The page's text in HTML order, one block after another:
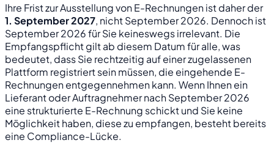
Ihre Frist zur Ausstellung von E-Rechnungen ist daher der
1. September 2027, nicht September 2026. Dennoch ist
September 2026 für Sie keineswegs irrelevant. Die
Empfangspflicht gilt ab diesem Datum für alle, was
bedeutet, dass Sie rechtzeitig auf einer zugelassenen
Plattform registriert sein müssen, die eingehende E-
Rechnungen entgegennehmen kann. Wenn Ihnen ein
Lieferant oder Auftragnehmer nach September 2026
eine strukturierte E-Rechnung schickt und Sie keine
Möglichkeit haben, diese zu empfangen, besteht bereits
eine Compliance-Lücke.